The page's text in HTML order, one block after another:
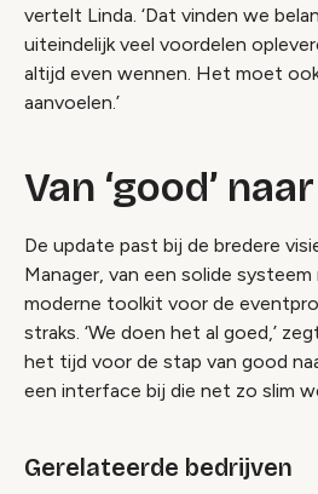
vertelt Linda. ‘Dat vinden we
uiteindelijk veel voordelen
altijd even wennen. Het moet
aanvoelen.’
Van ‘good’
De update past bij de bredere
Manager, van een solide systeem
moderne toolkit voor de
straks. ‘We doen het al goed,’
het tijd voor de stap van good
een interface bij die net zo slim
Gerelateerde bedrijven